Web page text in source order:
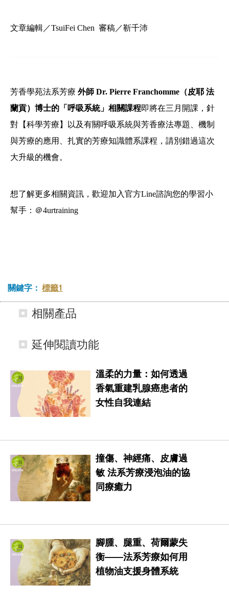
文章編輯／TsuiFei Chen 審稿／靳千沛
芳香學苑法系芳療 外師 Dr. Pierre Franchomme（皮耶 法
蘭貢）博士的「呼吸系統」相關課程即將在三月開課，針
對【科學芳療】以及有關呼吸系統與芳香療法專題、機制
與芳療的應用、扎實的芳療知識體系課程，請別錯過這次
大升級的機會。
想了解更多相關資訊，歡迎加入官方Line諮詢您的學習小
幫手：＠4urtraining
關鍵字： 標籤1
相關產品
延伸閱讀功能
溫柔的力量：如何透過
香氣重建乳腺癌患者的
女性自我連結
撞傷、神經痛、皮膚過
敏 法系芳療浸泡油的協
同療癒力
腳腫、腿重、荷爾蒙失
衡——法系芳療如何用
植物油支援身體系統